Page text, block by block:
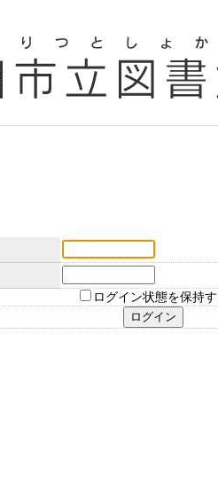
ログイン状態を保持